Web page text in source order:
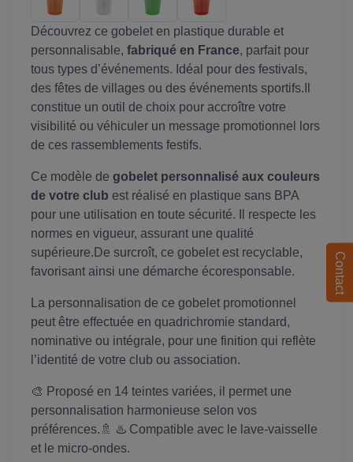
Découvrez ce gobelet en plastique durable et
personnalisable, fabriqué en France, parfait pour
tous types d’événements. Idéal pour des festivals,
des fêtes de villages ou des événements sportifs.Il
constitue un outil de choix pour accroître votre
visibilité ou véhiculer un message promotionnel lors
de ces rassemblements festifs.
Ce modèle de gobelet personnalisé aux couleurs
de votre club est réalisé en plastique sans BPA
pour une utilisation en toute sécurité. Il respecte les
normes en vigueur, assurant une qualité
supérieure.De surcroît, ce gobelet est recyclable,
favorisant ainsi une démarche écoresponsable.
La personnalisation de ce gobelet promotionnel
peut être effectuée en quadrichromie standard,
nominative ou intégrale, pour une finition qui reflète
l’identité de votre club ou association.
🎨 Proposé en 14 teintes variées, il permet une
personnalisation harmonieuse selon vos
préférences.🚿 ♨️ Compatible avec le lave-vaisselle
et le micro-ondes.
Contact